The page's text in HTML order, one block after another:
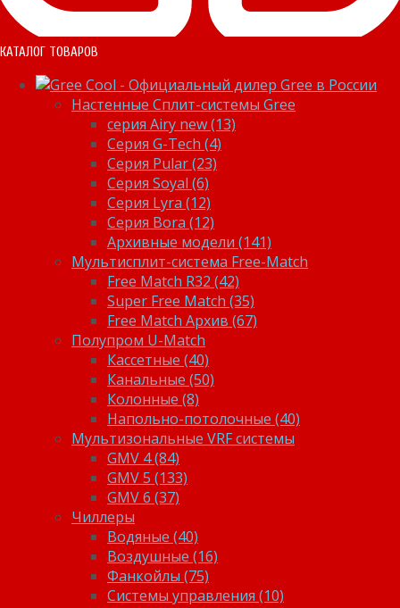
КАТАЛОГ ТОВАРОВ
Настенные Сплит-системы Gree
серия Airy new (13)
Серия G-Tech (4)
Серия Pular (23)
Cерия Soyal (6)
Серия Lyra (12)
Серия Bora (12)
Архивные модели (141)
Мультисплит-система Free-Match
Free Match R32 (42)
Super Free Match (35)
Free Match Архив (67)
Полупром U-Match
Кассетные (40)
Канальные (50)
Колонные (8)
Напольно-потолочные (40)
Мультизональные VRF системы
GMV 4 (84)
GMV 5 (133)
GMV 6 (37)
Чиллеры
Водяные (40)
Воздушные (16)
Фанкойлы (75)
Системы управления (10)